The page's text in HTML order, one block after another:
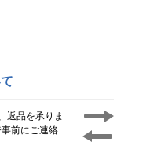
返品を承りま
前にご連絡